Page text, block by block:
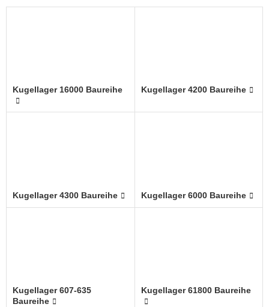
Kugellager 16000 Baureihe Kugellager 4200 Baureihe
Kugellager 4300 Baureihe Kugellager 6000 Baureihe
Kugellager 607-635
Baureihe
Kugellager 61800 Baureihe